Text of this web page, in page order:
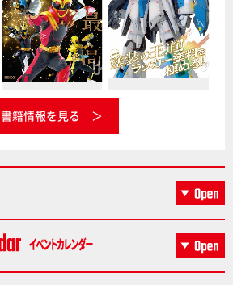
書籍情報を見る